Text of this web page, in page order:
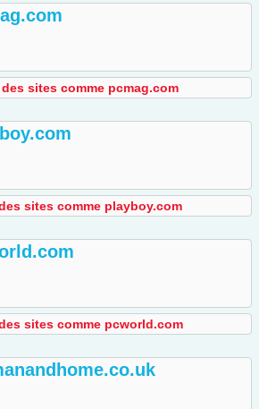
des sites comme pcmag.com
sites comme playboy.com
sites comme pcworld.com